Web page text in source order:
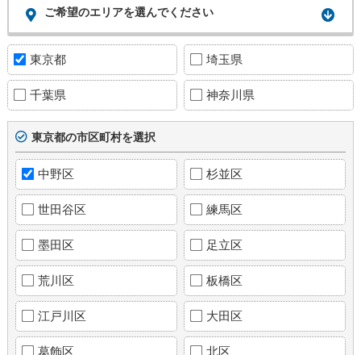
ご希望のエリアを選んでください
東京都 埼玉県
千葉県 神奈川県
東京都の市区町村を選択
中野区 杉並区
世田谷区 練馬区
墨田区 足立区
荒川区 板橋区
江戸川区 大田区
葛飾区 北区